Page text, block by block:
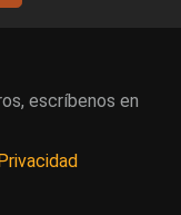
escríbenos en